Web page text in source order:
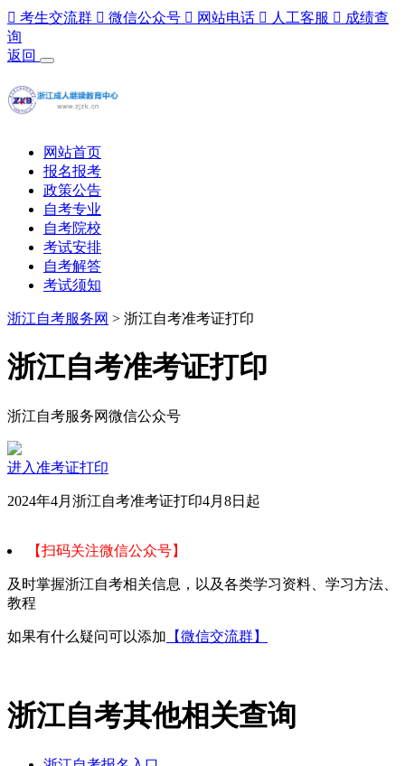
 考生交流群  微信公众号  网站电话  人工客服  成绩查
询
返回
网站首页
报名报考
政策公告
自考专业
自考院校
考试安排
自考解答
考试须知
浙江自考服务网 > 浙江自考准考证打印
浙江自考准考证打印
浙江自考服务网微信公众号
进入准考证打印
2024年4月浙江自考准考证打印4月8日起
【扫码关注微信公众号】
及时掌握浙江自考相关信息，以及各类学习资料、学习方法、
教程
如果有什么疑问可以添加 【微信交流群】
浙江自考其他相关查询